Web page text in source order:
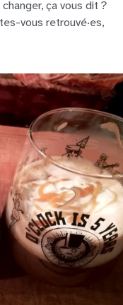
ça vous dit ?
vous retrouvé·es,